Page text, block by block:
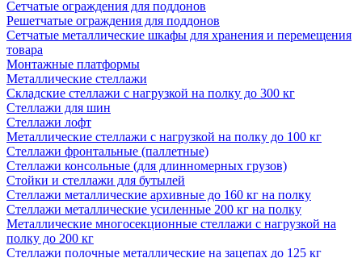
Сетчатые ограждения для поддонов
Решетчатые ограждения для поддонов
Сетчатые металлические шкафы для хранения и перемещения
товара
Монтажные платформы
Металлические стеллажи
Складские стеллажи с нагрузкой на полку до 300 кг
Стеллажи для шин
Стеллажи лофт
Металлические стеллажи с нагрузкой на полку до 100 кг
Стеллажи фронтальные (паллетные)
Стеллажи консольные (для длинномерных грузов)
Стойки и стеллажи для бутылей
Стеллажи металлические архивные до 160 кг на полку
Стеллажи металлические усиленные 200 кг на полку
Металлические многосекционные стеллажи с нагрузкой на
полку до 200 кг
Стеллажи полочные металлические на зацепах до 125 кг